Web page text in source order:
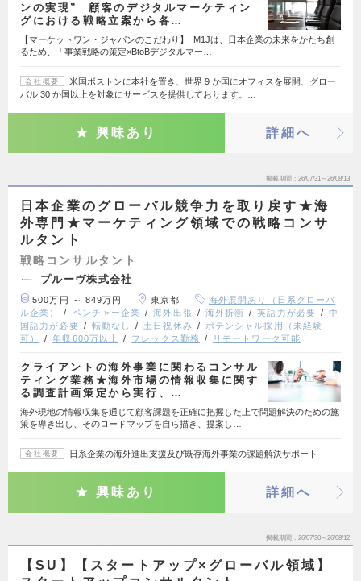
ンの実現” 顧客のデジタルマーケティン
グにおける戦略立案から各…
【マーケットワン・ジャパンのこだわり】 M1Jは、日本企業の未来をかたち創
るため、「事業戦略の策定×BtoBデジタルマー…
会社概要
米国ボストンに本社を置き、世界 9 か国にオフィスを展開、グロー
バル 30 か国以上を対象にサービスを提供しております。…
興味あり 詳細へ
掲載期間 26/07/31～26/08/13
日本企業のグローバル競争力を取り戻す★海
外専門★マーケティング領域での戦略コンサ
ルタント
戦略コンサルタント
プルーヴ株式会社
500万円 ～ 849万円 東京都
海外展開あり（日系グローバ
ル企業）
ベンチャー企業 海外出張 海外折衝 英語力が必要
中
国語力が必要
転勤なし 土日祝休み
ポテンシャル採用（未経験
可）
年収600万以上 フレックス勤務 リモートワーク可能
クライアントの海外事業に関わるコンサル
ティング業務★海外市場の情報収集に関す
る調査計画策定から実行、…
海外現地の情報収集を通じて顧客課題を正確に把握した上で問題解決のための施
策を導き出し、そのロードマップを自ら描き、提案し…
会社概要 日系企業の海外進出支援及び既存海外事業の課題解決サポート
興味あり 詳細へ
掲載期間 26/07/30～26/08/12
【SU】【スタートアップ×グローバル領域】